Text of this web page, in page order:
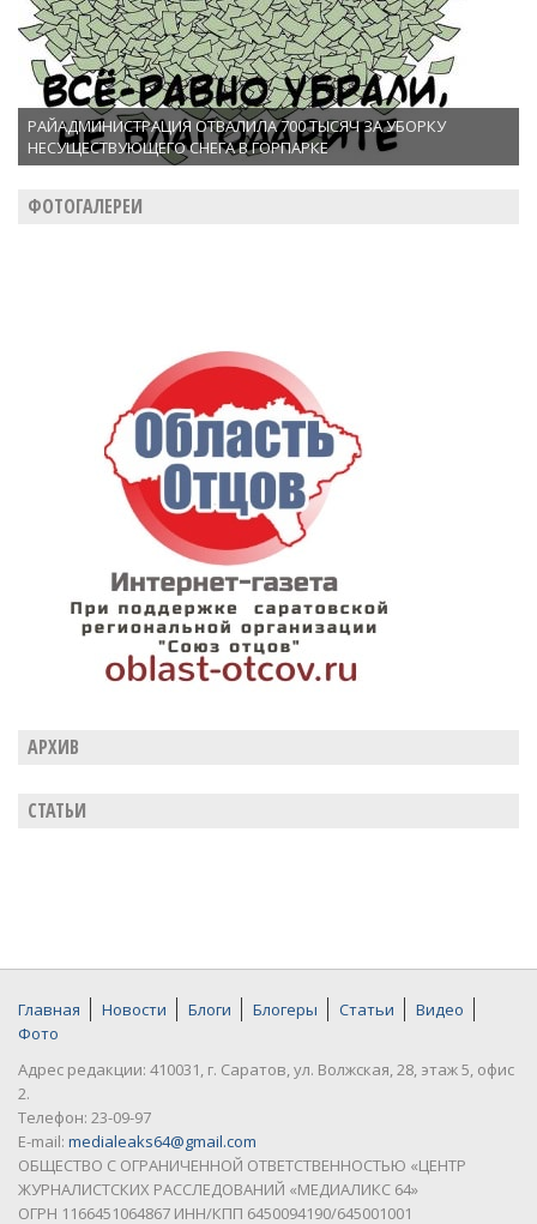
РАЙАДМИНИСТРАЦИЯ ОТВАЛИЛА 700 ТЫСЯЧ ЗА УБОРКУ
НЕСУЩЕСТВУЮЩЕГО СНЕГА В ГОРПАРКЕ
ФОТОГАЛЕРЕИ
АРХИВ
СТАТЬИ
Главная Новости Блоги Блогеры Статьи
Видео
Фото
Адрес редакции: 410031, г. Саратов, ул. Волжская, 28, этаж 5, офис
2.
Телефон: 23-09-97
E-mail: medialeaks64@gmail.com
ОБЩЕСТВО С ОГРАНИЧЕННОЙ ОТВЕТСТВЕННОСТЬЮ «ЦЕНТР
ЖУРНАЛИСТСКИХ РАССЛЕДОВАНИЙ «МЕДИАЛИКС 64»
ОГРН 1166451064867 ИНН/КПП 6450094190/645001001